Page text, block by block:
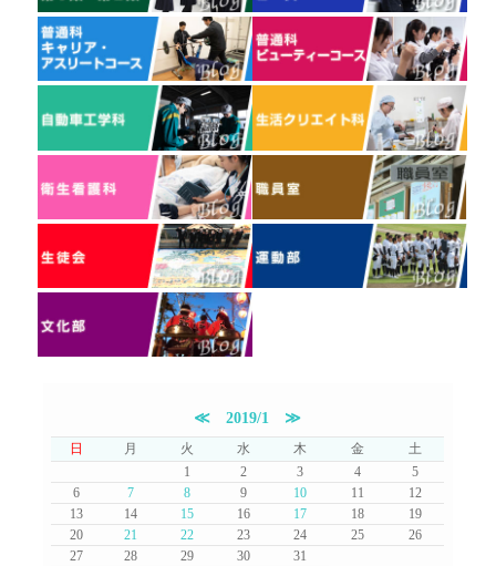
≪2019/1 ≫
日 月 火 水 木 金
土
1
2 3 4
5
6
7 8 9 10 11
12
13
14 15 16 17 18
19
20
21 22 23 24 25
26
27
28 29 30 31